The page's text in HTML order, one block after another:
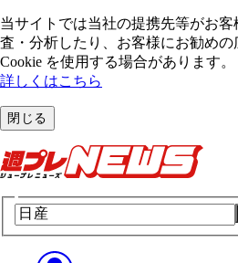
当サイトでは当社の提携先等がお
査・分析したり、お客様にお勧め
Cookie を使⽤する場合があります。
詳しくはこちら
閉じる